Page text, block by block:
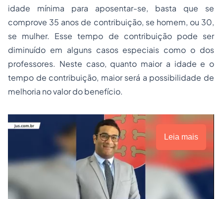
idade mínima para aposentar-se, basta que se
comprove 35 anos de contribuição, se homem, ou 30,
se mulher. Esse tempo de contribuição pode ser
diminuído em alguns casos especiais como o dos
professores. Neste caso, quanto maior a idade e o
tempo de contribuição, maior será a possibilidade de
melhoria no valor do benefício.
Leia mais